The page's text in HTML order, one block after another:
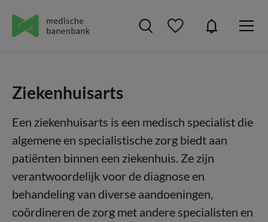
Ziekenhuisarts
Een ziekenhuisarts is een medisch specialist die
algemene en specialistische zorg biedt aan
patiënten binnen een ziekenhuis. Ze zijn
verantwoordelijk voor de diagnose en
behandeling van diverse aandoeningen,
coördineren de zorg met andere specialisten en